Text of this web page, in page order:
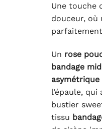
Une touche
douceur,
Un rose
bandage
asymétrique
l’épaule,
bustier
tissu